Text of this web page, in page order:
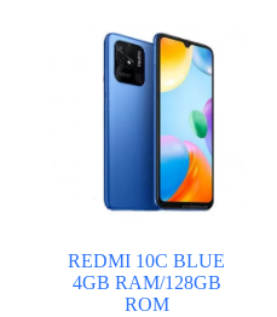
REDMI 10C BLUE
4GB RAM/128GB
ROM